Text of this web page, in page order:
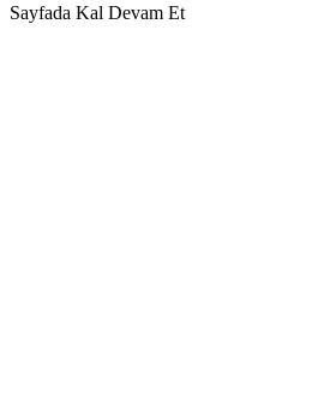
Sayfada Kal Devam Et